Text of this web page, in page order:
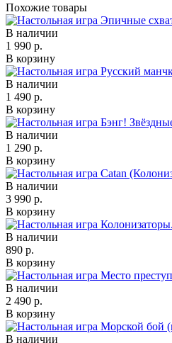
Похожие товары
В наличии
1 990 р.
В корзину
В наличии
1 490 р.
В корзину
В наличии
1 290 р.
В корзину
В наличии
3 990 р.
В корзину
В наличии
890 р.
В корзину
В наличии
2 490 р.
В корзину
В наличии